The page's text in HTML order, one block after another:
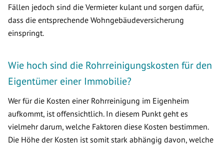
Fällen jedoch sind die Vermieter kulant und sorgen dafür,
dass die entsprechende Wohngebäudeversicherung
einspringt.
Wie hoch sind die Rohrreinigungskosten für den
Eigentümer einer Immobilie?
Wer für die Kosten einer Rohrreinigung im Eigenheim
aufkommt, ist offensichtlich. In diesem Punkt geht es
vielmehr darum, welche Faktoren diese Kosten bestimmen.
Die Höhe der Kosten ist somit stark abhängig davon, welche